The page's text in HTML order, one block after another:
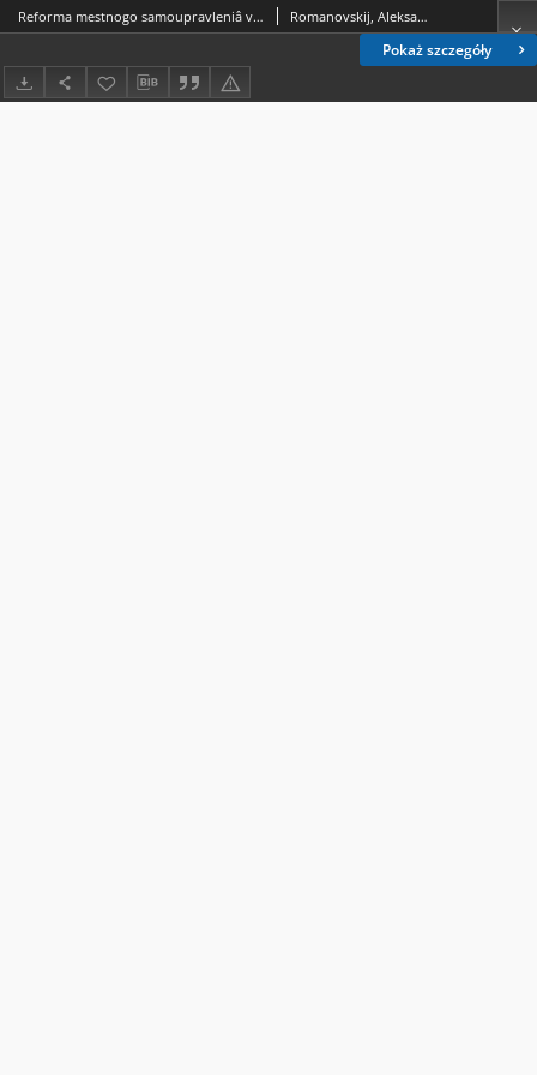
Pokaż szczegóły
Reforma mestnogo samoupravleniâ v sovremennoj Rossii (na promere Voronežskoj oblasti) Romanovskij, Aleksandr Andreevič